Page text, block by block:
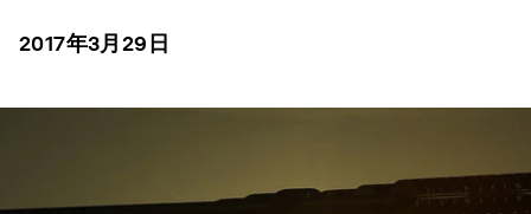
2017年3月29日